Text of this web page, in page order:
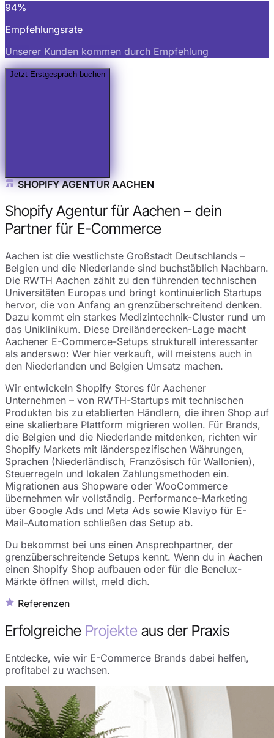
94%
Empfehlungsrate
Unserer Kunden kommen durch Empfehlung
Jetzt Erstgespräch buchen
SHOPIFY AGENTUR AACHEN
Shopify Agentur für Aachen – dein
Partner für E-Commerce
Aachen ist die westlichste Großstadt Deutschlands –
Belgien und die Niederlande sind buchstäblich Nachbarn.
Die RWTH Aachen zählt zu den führenden technischen
Universitäten Europas und bringt kontinuierlich Startups
hervor, die von Anfang an grenzüberschreitend denken.
Dazu kommt ein starkes Medizintechnik-Cluster rund um
das Uniklinikum. Diese Dreiländerecken-Lage macht
Aachener E-Commerce-Setups strukturell interessanter
als anderswo: Wer hier verkauft, will meistens auch in
den Niederlanden und Belgien Umsatz machen.
Wir entwickeln Shopify Stores für Aachener
Unternehmen – von RWTH-Startups mit technischen
Produkten bis zu etablierten Händlern, die ihren Shop auf
eine skalierbare Plattform migrieren wollen. Für Brands,
die Belgien und die Niederlande mitdenken, richten wir
Shopify Markets mit länderspezifischen Währungen,
Sprachen (Niederländisch, Französisch für Wallonien),
Steuerregeln und lokalen Zahlungsmethoden ein.
Migrationen aus Shopware oder WooCommerce
übernehmen wir vollständig. Performance-Marketing
über Google Ads und Meta Ads sowie Klaviyo für E-
Mail-Automation schließen das Setup ab.
Du bekommst bei uns einen Ansprechpartner, der
grenzüberschreitende Setups kennt. Wenn du in Aachen
einen Shopify Shop aufbauen oder für die Benelux-
Märkte öffnen willst, meld dich.
Referenzen
Erfolgreiche Projekte aus der Praxis
Entdecke, wie wir E-Commerce Brands dabei helfen,
profitabel zu wachsen.